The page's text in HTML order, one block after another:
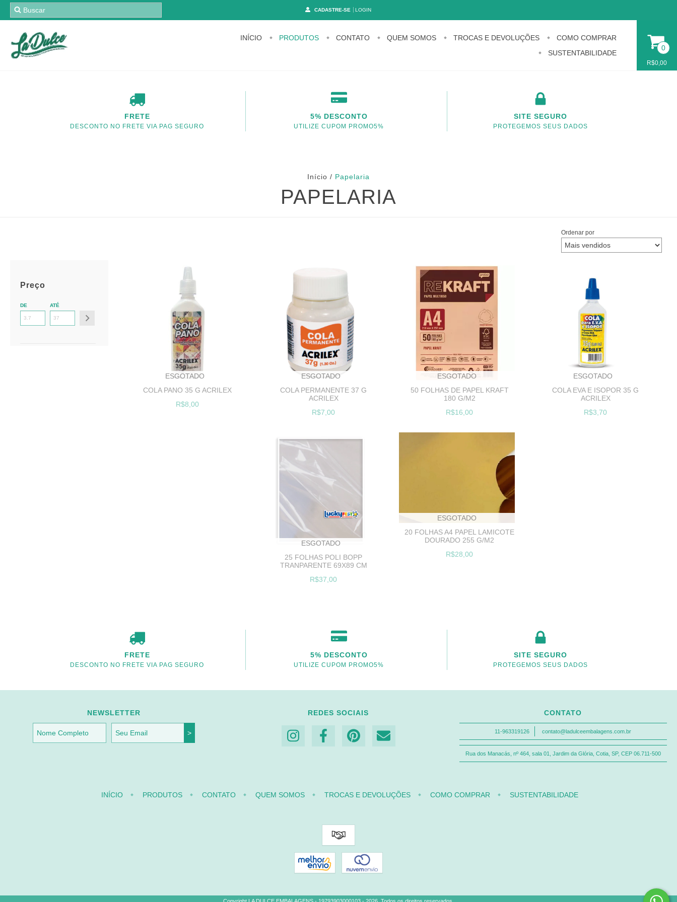
CADASTRE-SE LOGIN
INÍCIO PRODUTOS CONTATO QUEM SOMOS TROCAS E DEVOLUÇÕES
COMO COMPRAR
SUSTENTABILIDADE
0
R$0,00
FRETE
DESCONTO NO FRETE VIA PAG SEGURO
5% DESCONTO
UTILIZE CUPOM PROMO5%
SITE SEGURO
PROTEGEMOS SEUS DADOS
Início / Papelaria
PAPELARIA
Ordenar por
Preço
DE ATÉ
ESGOTADO
COLA PANO 35 G ACRILEX
R$8,00
ESGOTADO
COLA PERMANENTE 37 G
ACRILEX
R$7,00
ESGOTADO
50 FOLHAS DE PAPEL KRAFT
180 G/M2
R$16,00
ESGOTADO
COLA EVA E ISOPOR 35 G
ACRILEX
R$3,70
ESGOTADO
25 FOLHAS POLI BOPP
TRANPARENTE 69X89 CM
R$37,00
ESGOTADO
20 FOLHAS A4 PAPEL LAMICOTE
DOURADO 255 G/M2
R$28,00
FRETE
DESCONTO NO FRETE VIA PAG SEGURO
5% DESCONTO
UTILIZE CUPOM PROMO5%
SITE SEGURO
PROTEGEMOS SEUS DADOS
NEWSLETTER REDES SOCIAIS CONTATO
11-963319126 contato@ladulceembalagens.com.br
Rua dos Manacás, nº 464, sala 01, Jardim da Glória, Cotia, SP, CEP 06.711-500
INÍCIO PRODUTOS CONTATO QUEM SOMOS TROCAS E DEVOLUÇÕES COMO COMPRAR SUSTENTABILIDADE